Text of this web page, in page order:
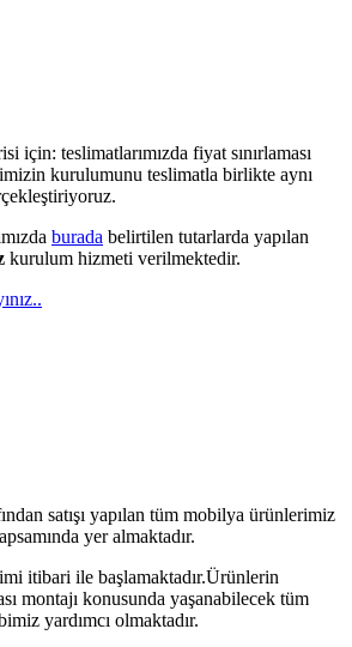
için: teslimatlarımızda fiyat sınırlaması
kurulumunu teslimatla birlikte aynı
burada belirtilen tutarlarda yapılan
kurulum hizmeti verilmektedir.
satışı yapılan tüm mobilya ürünlerimiz
yer almaktadır.
itibari ile başlamaktadır.Ürünlerin
montajı konusunda yaşanabilecek tüm
yardımcı olmaktadır.